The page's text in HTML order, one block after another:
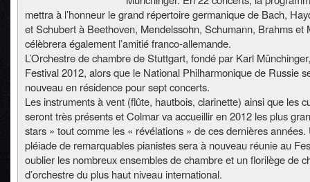
mettra à l’honneur le grand répertoire germanique de Bach,
et Schubert à Beethoven, Mendelssohn, Schumann, Brahms et
célèbrera également l’amitié franco-allemande.
L’Orchestre de chambre de Stuttgart, fondé par Karl
Festival 2012, alors que le National Philharmonique de Russie
nouveau en résidence pour sept concerts.
Les instruments à vent (flûte, hautbois, clarinette) ainsi que les
seront très présents et Colmar va accueillir en 2012 les plus
stars » tout comme les « révélations » de ces dernières années.
pléiade de remarquables pianistes sera à nouveau réunie au
oublier les nombreux ensembles de chambre et un florilège de
d’orchestre du plus haut niveau international.